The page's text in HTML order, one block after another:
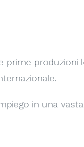
prime produzioni
in una